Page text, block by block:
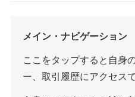
メイン・ナビゲーション
ここをタップすると自身
ー、取引履歴にアクセス